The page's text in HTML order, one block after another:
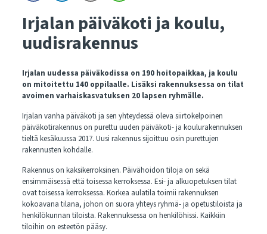
Irjalan päiväkoti ja koulu,
uudisrakennus
Irjalan uudessa päiväkodissa on 190 hoitopaikkaa, ja koulu
on mitoitettu 140 oppilaalle. Lisäksi rakennuksessa on tilat
avoimen varhaiskasvatuksen 20 lapsen ryhmälle.
Irjalan vanha päiväkoti ja sen yhteydessä oleva siirtokelpoinen
päiväkotirakennus on purettu uuden päiväkoti- ja koulurakennuksen
tieltä kesäkuussa 2017. Uusi rakennus sijoittuu osin purettujen
rakennusten kohdalle.
Rakennus on kaksikerroksinen. Päivähoidon tiloja on sekä
ensimmäisessä että toisessa kerroksessa. Esi- ja alkuopetuksen tilat
ovat toisessa kerroksessa. Korkea aulatila toimii rakennuksen
kokoavana tilana, johon on suora yhteys ryhmä- ja opetustiloista ja
henkilökunnan tiloista. Rakennuksessa on henkilöhissi. Kaikkiin
tiloihin on esteetön pääsy.